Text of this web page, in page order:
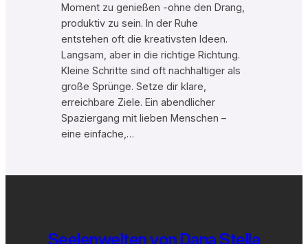
Moment zu genießen -ohne den Drang,
produktiv zu sein. In der Ruhe
entstehen oft die kreativsten Ideen.
Langsam, aber in die richtige Richtung.
Kleine Schritte sind oft nachhaltiger als
große Sprünge. Setze dir klare,
erreichbare Ziele. Ein abendlicher
Spaziergang mit lieben Menschen –
eine einfache,…
Seelenwelten von Dana Stella